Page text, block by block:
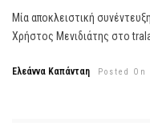
Μία αποκλειστική
Χρήστος Μενιδιάτης στο
Ελεάννα Καπάνταη Posted On